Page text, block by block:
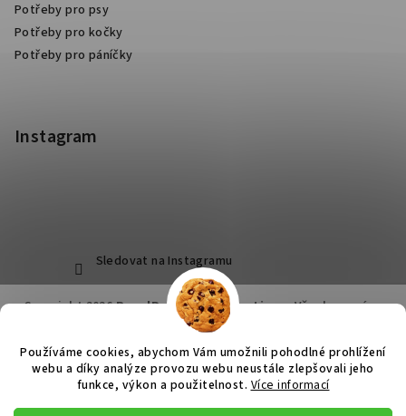
Používáme cookies, abychom Vám umožnili pohodlné prohlížení
webu a díky analýze provozu webu neustále zlepšovali jeho
funkce, výkon a použitelnost. Více informací
Potřeby pro psy
Potřeby pro kočky
Potřeby pro páníčky
Instagram
Sledovat na Instagramu
Copyright 2026RoyalPets Salon&Boutique. Všechna práva
vyhrazena.
Vytvořil Shoptet